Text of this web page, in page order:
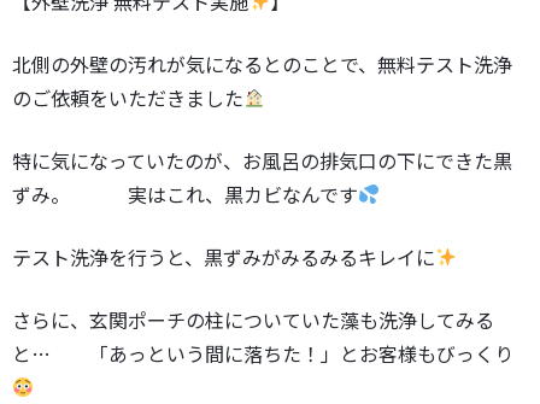
北側の外壁の汚れが気になるとのことで、無料テスト洗浄
のご依頼をいただきました
特に気になっていたのが、お風呂の排気口の下にできた黒
ずみ。 実はこれ、黒カビなんです
テスト洗浄を行うと、黒ずみがみるみるキレイに
さらに、玄関ポーチの柱についていた藻も洗浄してみる
と… 「あっという間に落ちた！」とお客様もびっくり